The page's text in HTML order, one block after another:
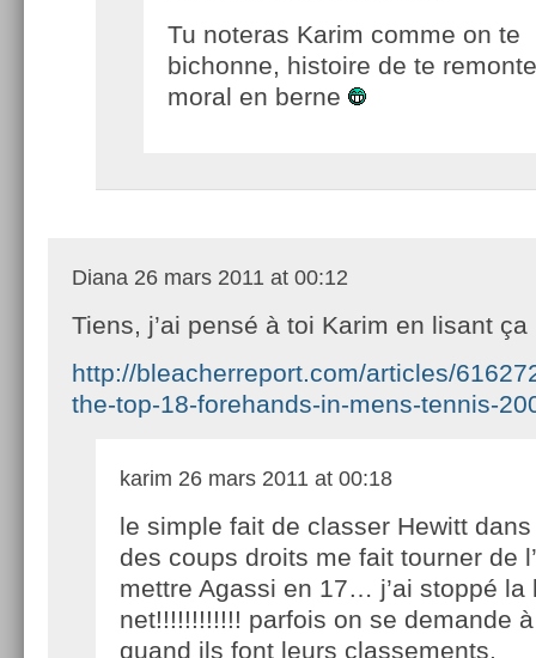
Tu noteras Karim comme on te
bichonne, histoire de te
moral en berne
Diana 26 mars 2011 at 00:12
Tiens, j’ai pensé à toi Karim en lisant ça
http://bleacherreport.com/articles/
the-top-18-forehands-in-mens-tennis-
karim 26 mars 2011 at 00:18
le simple fait de classer Hewitt
des coups droits me fait tourner de
mettre Agassi en 17… j’ai stoppé la
net!!!!!!!!!!!! parfois on se demande
quand ils font leurs classements.